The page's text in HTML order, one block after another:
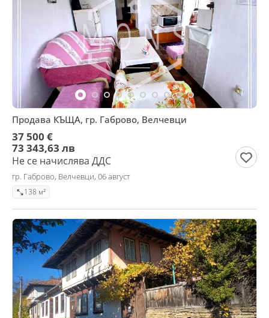
Продава КЪЩА, гр. Габрово, Велчевци
37 500 €
73 343,63 лв
Не се начислява ДДС
гр. Габрово, Велчевци, 06 август
138 м²